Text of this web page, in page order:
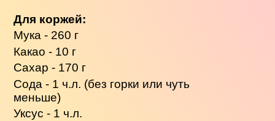
Для коржей:
Мука - 260 г
Какао - 10 г
Сахар - 170 г
Сода - 1 ч.л. (без горки или чуть
меньше)
Уксус - 1 ч.л.